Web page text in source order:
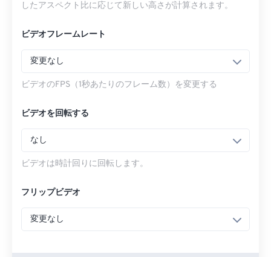
したアスペクト比に応じて新しい高さが計算されます。
ビデオフレームレート
変更なし
ビデオのFPS（1秒あたりのフレーム数）を変更する
ビデオを回転する
なし
ビデオは時計回りに回転します。
フリップビデオ
変更なし